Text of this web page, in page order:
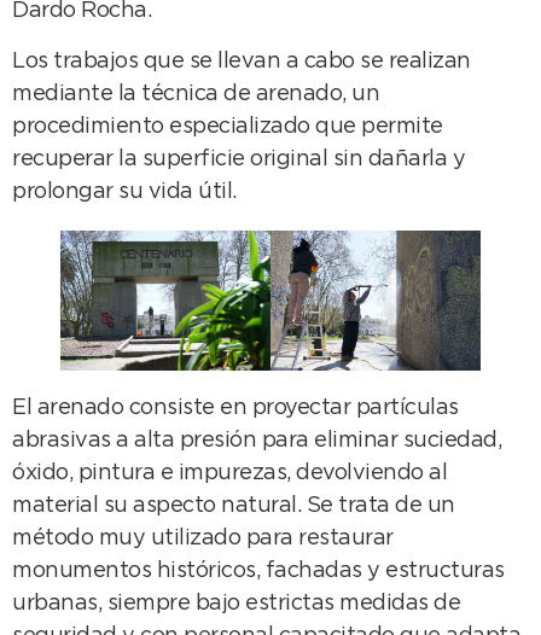
Dardo Rocha.
Los trabajos que se llevan a cabo se realizan
mediante la técnica de arenado, un
procedimiento especializado que permite
recuperar la superficie original sin dañarla y
prolongar su vida útil.
El arenado consiste en proyectar partículas
abrasivas a alta presión para eliminar suciedad,
óxido, pintura e impurezas, devolviendo al
material su aspecto natural. Se trata de un
método muy utilizado para restaurar
monumentos históricos, fachadas y estructuras
urbanas, siempre bajo estrictas medidas de